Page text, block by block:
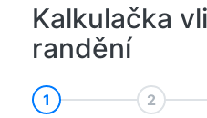
Kalkulačka
randění
1 2